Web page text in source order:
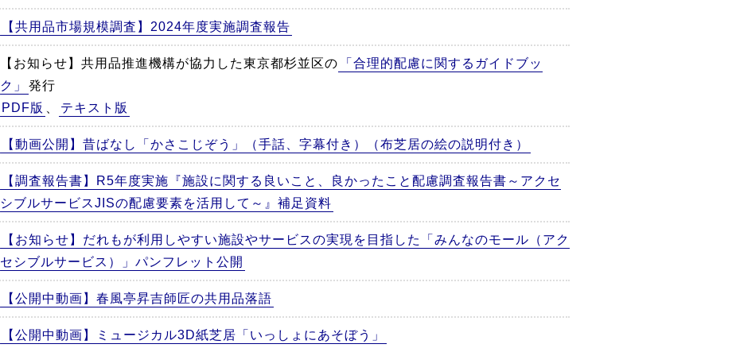
【共用品市場規模調査】2024年度実施調査報告
【お知らせ】共用品推進機構が協力した東京都杉並区の
「合理的配慮に関するガイドブッ
ク」
発行
PDF版
テキスト版
【動画公開】昔ばなし「かさこじぞう」（手話、字幕付き）（布芝居の絵の説明付き）
【調査報告書】R5年度実施『施設に関する良いこと、良かったこと配慮調査報告書～アクセ
シブルサービスJISの配慮要素を活用して～』補足資料
【お知らせ】だれもが利用しやすい施設やサービスの実現を目指した「みんなのモール（アク
セシブルサービス）」パンフレット公開
【公開中動画】春風亭昇吉師匠の共用品落語
【公開中動画】ミュージカル3D紙芝居「いっしょにあそぼう」